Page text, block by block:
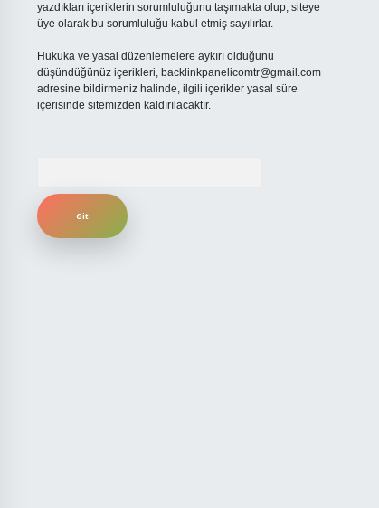
yazdıkları içeriklerin sorumluluğunu taşımakta olup, siteye
üye olarak bu sorumluluğu kabul etmiş sayılırlar.
Hukuka ve yasal düzenlemelere aykırı olduğunu
düşündüğünüz içerikleri, backlinkpanelicomtr@gmail.com
adresine bildirmeniz halinde, ilgili içerikler yasal süre
içerisinde sitemizden kaldırılacaktır.